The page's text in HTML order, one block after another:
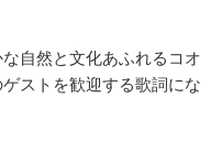
自然と文化あふれるコオ
ストを歓迎する歌詞にな